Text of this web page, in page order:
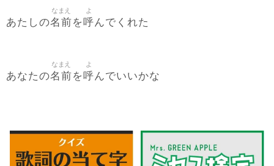
あたしの名前
なまえ
を呼
よ
んでくれた
あなたの名前
なまえ
を呼
よ
んでいいかな